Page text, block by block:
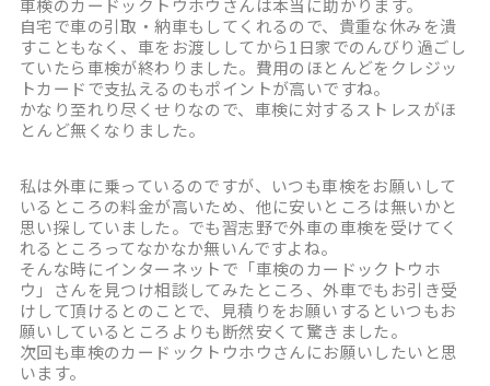
車検のカードックトウホウさんは本当に助かります。
自宅で車の引取・納車もしてくれるので、貴重な休みを潰
すこともなく、車をお渡ししてから1日家でのんびり過ごし
ていたら車検が終わりました。費用のほとんどをクレジッ
トカードで支払えるのもポイントが高いですね。
かなり至れり尽くせりなので、車検に対するストレスがほ
とんど無くなりました。
私は外車に乗っているのですが、いつも車検をお願いして
いるところの料金が高いため、他に安いところは無いかと
思い探していました。でも習志野で外車の車検を受けてく
れるところってなかなか無いんですよね。
そんな時にインターネットで「車検のカードックトウホ
ウ」さんを見つけ相談してみたところ、外車でもお引き受
けして頂けるとのことで、見積りをお願いするといつもお
願いしているところよりも断然安くて驚きました。
次回も車検のカードックトウホウさんにお願いしたいと思
います。